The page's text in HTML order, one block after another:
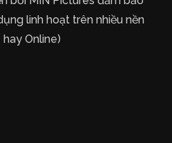
linh hoạt trên nhiều nền
Online)